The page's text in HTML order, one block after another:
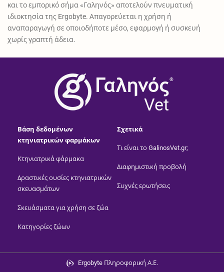
και το εμπορικό σήμα «Γαληνός» αποτελούν πνευματική
ιδιοκτησία της Ergobyte. Απαγορεύεται η χρήση ή
αναπαραγωγή σε οποιοδήποτε μέσο, εφαρμογή ή συσκευή
χωρίς γραπτή άδεια.
®
Vet
Βάση δεδομένων
κτηνιατρικών φαρμάκων
Κτηνιατρικά φάρμακα
Δραστικές ουσίες κτηνιατρικών
σκευασμάτων
Σκευάσματα για χρήση σε ζώα
Κατηγορίες ζώων
Σχετικά
Τι είναι το GalinosVet.gr;
Διαφημιστική προβολή
Συχνές ερωτήσεις
Ergobyte Πληροφορική Α.Ε.